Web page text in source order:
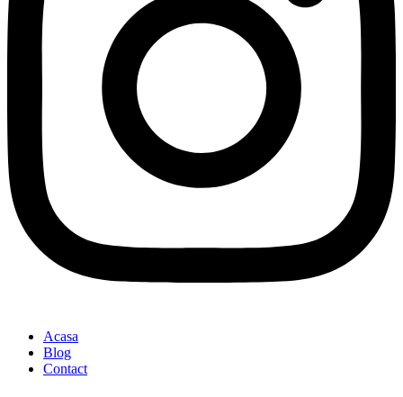
Acasa
Blog
Contact